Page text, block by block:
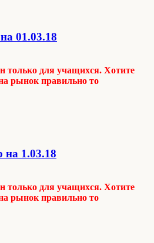
01.03.18
только для учащихся. Хотите
рынок правильно то
на 1.03.18
только для учащихся. Хотите
рынок правильно то